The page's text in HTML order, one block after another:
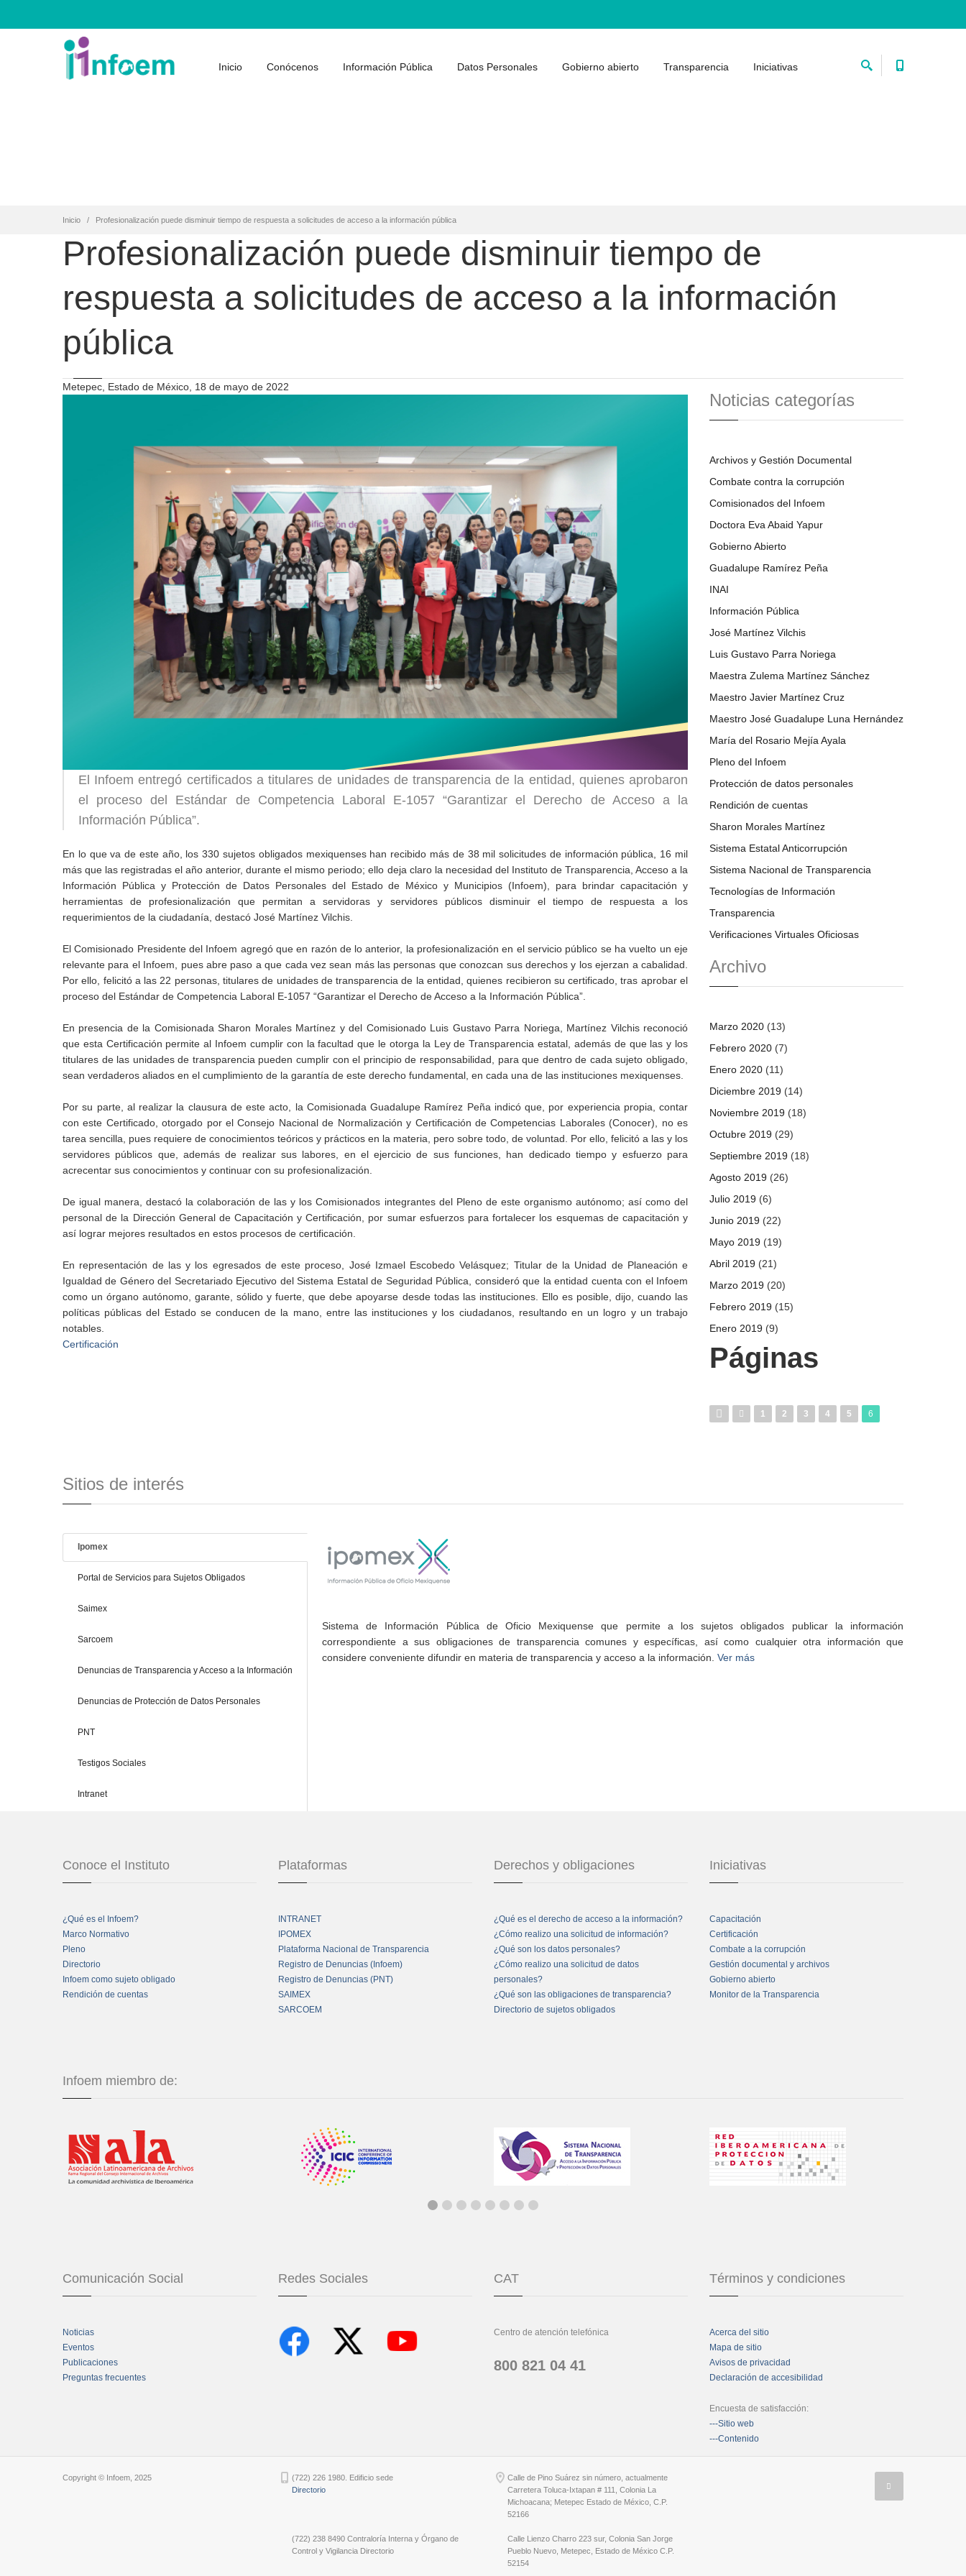
Inicio Conócenos Información Pública Datos Personales Gobierno abierto Transparencia Iniciativas
Inicio Profesionalización puede disminuir tiempo de respuesta a solicitudes de acceso a la información pública
Profesionalización puede disminuir tiempo de
respuesta a solicitudes de acceso a la información
pública
Metepec, Estado de México, 18 de mayo de 2022
El Infoem entregó certificados a titulares de unidades de transparencia de la entidad, quienes aprobaron
el proceso del Estándar de Competencia Laboral E-1057 “Garantizar el Derecho de Acceso a la
Información Pública”.
En lo que va de este año, los 330 sujetos obligados mexiquenses han recibido más de 38 mil solicitudes de información pública, 16 mil
más que las registradas el año anterior, durante el mismo periodo; ello deja claro la necesidad del Instituto de Transparencia, Acceso a la
Información Pública y Protección de Datos Personales del Estado de México y Municipios (Infoem), para brindar capacitación y
herramientas de profesionalización que permitan a servidoras y servidores públicos disminuir el tiempo de respuesta a los
requerimientos de la ciudadanía, destacó José Martínez Vilchis.
El Comisionado Presidente del Infoem agregó que en razón de lo anterior, la profesionalización en el servicio público se ha vuelto un eje
relevante para el Infoem, pues abre paso a que cada vez sean más las personas que conozcan sus derechos y los ejerzan a cabalidad.
Por ello, felicitó a las 22 personas, titulares de unidades de transparencia de la entidad, quienes recibieron su certificado, tras aprobar el
proceso del Estándar de Competencia Laboral E-1057 “Garantizar el Derecho de Acceso a la Información Pública”.
En presencia de la Comisionada Sharon Morales Martínez y del Comisionado Luis Gustavo Parra Noriega, Martínez Vilchis reconoció
que esta Certificación permite al Infoem cumplir con la facultad que le otorga la Ley de Transparencia estatal, además de que las y los
titulares de las unidades de transparencia pueden cumplir con el principio de responsabilidad, para que dentro de cada sujeto obligado,
sean verdaderos aliados en el cumplimiento de la garantía de este derecho fundamental, en cada una de las instituciones mexiquenses.
Por su parte, al realizar la clausura de este acto, la Comisionada Guadalupe Ramírez Peña indicó que, por experiencia propia, contar
con este Certificado, otorgado por el Consejo Nacional de Normalización y Certificación de Competencias Laborales (Conocer), no es
tarea sencilla, pues requiere de conocimientos teóricos y prácticos en la materia, pero sobre todo, de voluntad. Por ello, felicitó a las y los
servidores públicos que, además de realizar sus labores, en el ejercicio de sus funciones, han dedicado tiempo y esfuerzo para
acrecentar sus conocimientos y continuar con su profesionalización.
De igual manera, destacó la colaboración de las y los Comisionados integrantes del Pleno de este organismo autónomo; así como del
personal de la Dirección General de Capacitación y Certificación, por sumar esfuerzos para fortalecer los esquemas de capacitación y
así lograr mejores resultados en estos procesos de certificación.
En representación de las y los egresados de este proceso, José Izmael Escobedo Velásquez; Titular de la Unidad de Planeación e
Igualdad de Género del Secretariado Ejecutivo del Sistema Estatal de Seguridad Pública, consideró que la entidad cuenta con el Infoem
como un órgano autónomo, garante, sólido y fuerte, que debe apoyarse desde todas las instituciones. Ello es posible, dijo, cuando las
políticas públicas del Estado se conducen de la mano, entre las instituciones y los ciudadanos, resultando en un logro y un trabajo
notables.
Certificación
Noticias categorías
Archivos y Gestión Documental
Combate contra la corrupción
Comisionados del Infoem
Doctora Eva Abaid Yapur
Gobierno Abierto
Guadalupe Ramírez Peña
INAI
Información Pública
José Martínez Vilchis
Luis Gustavo Parra Noriega
Maestra Zulema Martínez Sánchez
Maestro Javier Martínez Cruz
Maestro José Guadalupe Luna Hernández
María del Rosario Mejía Ayala
Pleno del Infoem
Protección de datos personales
Rendición de cuentas
Sharon Morales Martínez
Sistema Estatal Anticorrupción
Sistema Nacional de Transparencia
Tecnologías de Información
Transparencia
Verificaciones Virtuales Oficiosas
Archivo
Marzo 2020 (13)
Febrero 2020 (7)
Enero 2020 (11)
Diciembre 2019 (14)
Noviembre 2019 (18)
Octubre 2019 (29)
Septiembre 2019 (18)
Agosto 2019 (26)
Julio 2019 (6)
Junio 2019 (22)
Mayo 2019 (19)
Abril 2019 (21)
Marzo 2019 (20)
Febrero 2019 (15)
Enero 2019 (9)
Páginas
1 2 3 4 5 6
Sitios de interés
Ipomex
Portal de Servicios para Sujetos Obligados
Saimex
Sarcoem
Denuncias de Transparencia y Acceso a la Información
Denuncias de Protección de Datos Personales
PNT
Testigos Sociales
Intranet
Sistema de Información Pública de Oficio Mexiquense que permite a los sujetos obligados publicar la información
correspondiente a sus obligaciones de transparencia comunes y específicas, así como cualquier otra información que
considere conveniente difundir en materia de transparencia y acceso a la información. Ver más
Conoce el Instituto
¿Qué es el Infoem?
Marco Normativo
Pleno
Directorio
Infoem como sujeto obligado
Rendición de cuentas
Plataformas
INTRANET
IPOMEX
Plataforma Nacional de Transparencia
Registro de Denuncias (Infoem)
Registro de Denuncias (PNT)
SAIMEX
SARCOEM
Derechos y obligaciones
¿Qué es el derecho de acceso a la información?
¿Cómo realizo una solicitud de información?
¿Qué son los datos personales?
¿Cómo realizo una solicitud de datos
personales?
¿Qué son las obligaciones de transparencia?
Directorio de sujetos obligados
Iniciativas
Capacitación
Certificación
Combate a la corrupción
Gestión documental y archivos
Gobierno abierto
Monitor de la Transparencia
Infoem miembro de:
Comunicación Social
Noticias
Eventos
Publicaciones
Preguntas frecuentes
Redes Sociales CAT
Centro de atención telefónica
800 821 04 41
Términos y condiciones
Acerca del sitio
Mapa de sitio
Avisos de privacidad
Declaración de accesibilidad
Encuesta de satisfacción:
---Sitio web
---Contenido
Copyright © Infoem, 2025
(722) 226 1980. Edificio sede
Directorio
(722) 238 8490 Contraloría Interna y Órgano de
Control y Vigilancia Directorio
Calle de Pino Suárez sin número, actualmente
Carretera Toluca-Ixtapan # 111, Colonia La
Michoacana; Metepec Estado de México, C.P.
52166
Calle Lienzo Charro 223 sur, Colonia San Jorge
Pueblo Nuevo, Metepec, Estado de México C.P.
52154